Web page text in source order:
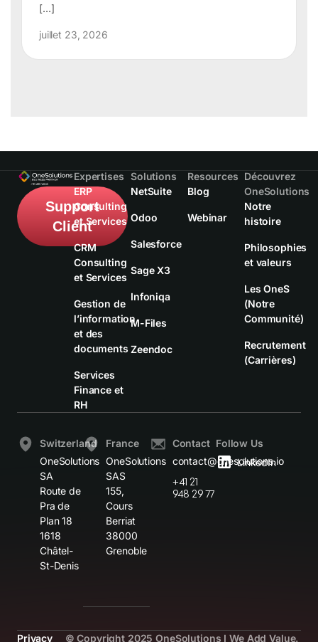
[…]
juillet 23, 2026
Support
Client
Expertises
ERP
Consulting
et Services
CRM
Consulting
et Services
Gestion de
l’information
et des
documents
Services
Finance et
RH
Solutions
NetSuite
Odoo
Salesforce
Sage X3
Infoniqa
M-Files
Zeendoc
Resources
Blog
Webinar
Découvrez
OneSolutions
Notre
histoire
Philosophies
et valeurs
Les OneS
(Notre
Communité)
Recrutement
(Carrières)
Switzerland
OneSolutions
SA
Route de
Pra de
Plan 18
1618
Châtel-
St-Denis
France
OneSolutions
SAS
155,
Cours
Berriat
38000
Grenoble
Contact
contact@onesolutions.io
+41 21
948 29 77
Follow Us
LinkedIn
Privacy © Copyright 2025 OneSolutions I We Add Value.